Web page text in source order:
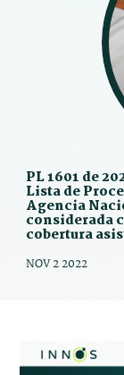
PL 1601 de
Lista de
Agencia
considerada
cobertura
NOV 2 2022